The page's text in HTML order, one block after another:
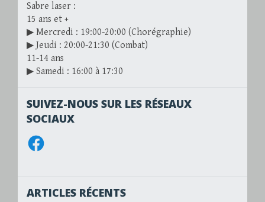
Sabre laser :
15 ans et +
▶ Mercredi : 19:00-20:00 (Chorégraphie)
▶ Jeudi : 20:00-21:30 (Combat)
11-14 ans
▶ Samedi : 16:00 à 17:30
SUIVEZ-NOUS SUR LES RÉSEAUX
SOCIAUX
Facebook
ARTICLES RÉCENTS